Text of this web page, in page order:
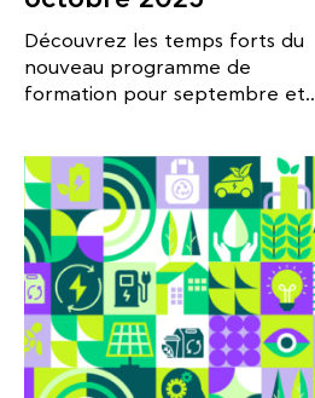
Découvrez les temps forts du
nouveau programme de
formation pour septembre et..